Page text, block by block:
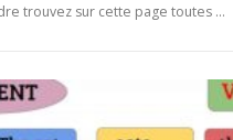
trouvez sur cette page toutes …